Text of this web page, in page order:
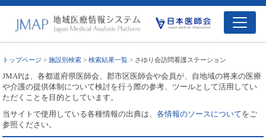
トップページ >施設別検索 >検索結果一覧 > さゆり会訪問看護ステーション
JMAPは、各都道府県医師会、郡市区医師会や会員が、自地域の将来の医療
や介護の提供体制について検討を行う際の参考、ツールとして活用してい
ただくことを目的としています。
当サイトで使用している各種情報の出典は、各情報のソースについてをご
参照ください。